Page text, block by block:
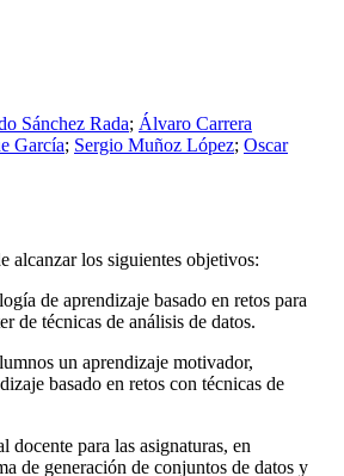
Sánchez Rada; Álvaro Carrera
García; Sergio Muñoz López; Oscar
alcanzar los siguientes objetivos:
de aprendizaje basado en retos para
de técnicas de análisis de datos.
un aprendizaje motivador,
basado en retos con técnicas de
docente para las asignaturas, en
de generación de conjuntos de datos y